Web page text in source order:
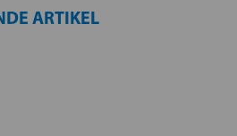
ARTIKEL